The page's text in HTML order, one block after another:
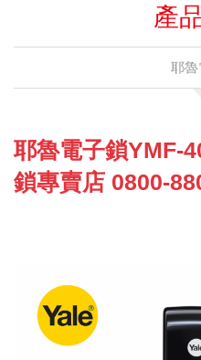
產
耶魯
耶魯電子鎖YMF-
鎖專賣店 0800-